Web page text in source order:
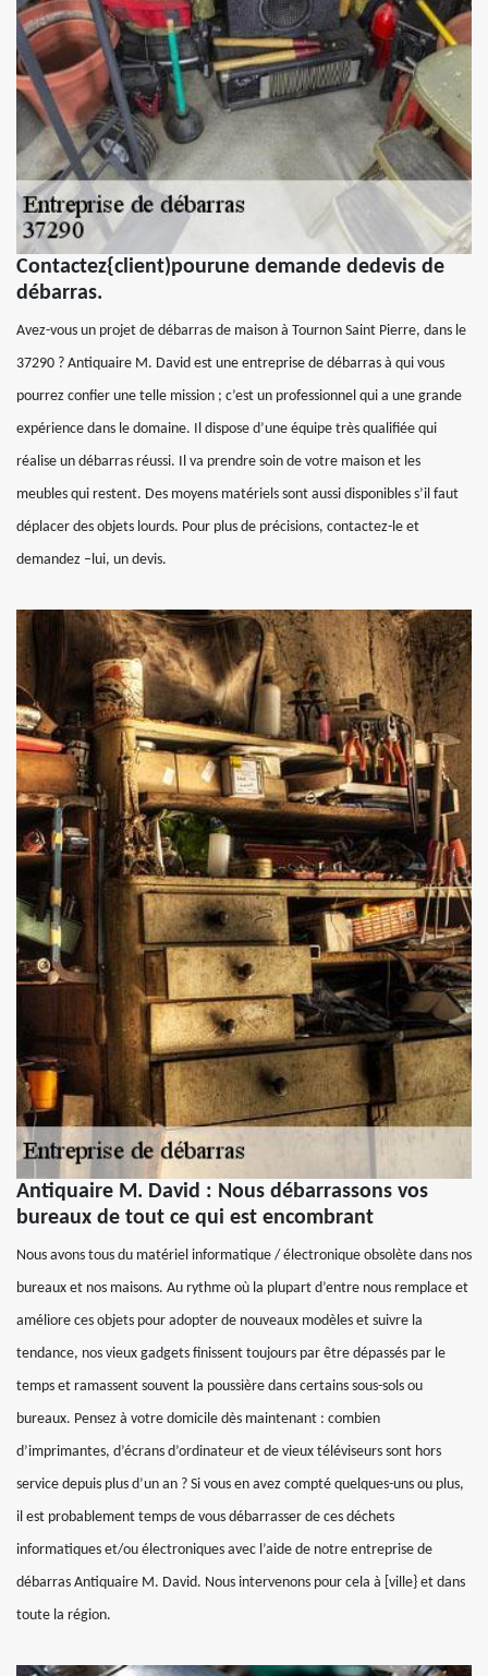
Contactez{client)pourune demande dedevis de
débarras.
Avez-vous un projet de débarras de maison à Tournon Saint Pierre, dans le
37290 ? Antiquaire M. David est une entreprise de débarras à qui vous
pourrez confier une telle mission ; c’est un professionnel qui a une grande
expérience dans le domaine. Il dispose d’une équipe très qualifiée qui
réalise un débarras réussi. Il va prendre soin de votre maison et les
meubles qui restent. Des moyens matériels sont aussi disponibles s’il faut
déplacer des objets lourds. Pour plus de précisions, contactez-le et
demandez –lui, un devis.
Antiquaire M. David : Nous débarrassons vos
bureaux de tout ce qui est encombrant
Nous avons tous du matériel informatique / électronique obsolète dans nos
bureaux et nos maisons. Au rythme où la plupart d’entre nous remplace et
améliore ces objets pour adopter de nouveaux modèles et suivre la
tendance, nos vieux gadgets finissent toujours par être dépassés par le
temps et ramassent souvent la poussière dans certains sous-sols ou
bureaux. Pensez à votre domicile dès maintenant : combien
d’imprimantes, d’écrans d’ordinateur et de vieux téléviseurs sont hors
service depuis plus d’un an ? Si vous en avez compté quelques-uns ou plus,
il est probablement temps de vous débarrasser de ces déchets
informatiques et/ou électroniques avec l’aide de notre entreprise de
débarras Antiquaire M. David. Nous intervenons pour cela à [ville} et dans
toute la région.